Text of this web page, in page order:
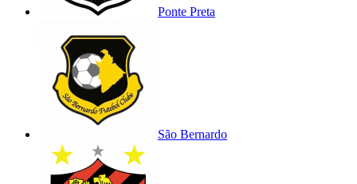
Ponte Preta
São Bernardo